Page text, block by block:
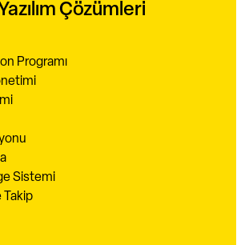
Çözümleri
Programı
Sistemi
Takip